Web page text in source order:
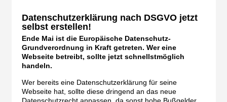
Datenschutzerklärung nach DSGVO jetzt
selbst erstellen!
Ende Mai ist die Europäische Datenschutz-
Grundverordnung in Kraft getreten. Wer eine
Webseite betreibt, sollte jetzt schnellstmöglich
handeln.
Wer bereits eine Datenschutzerklärung für seine
Webseite hat, sollte diese dringend an das neue